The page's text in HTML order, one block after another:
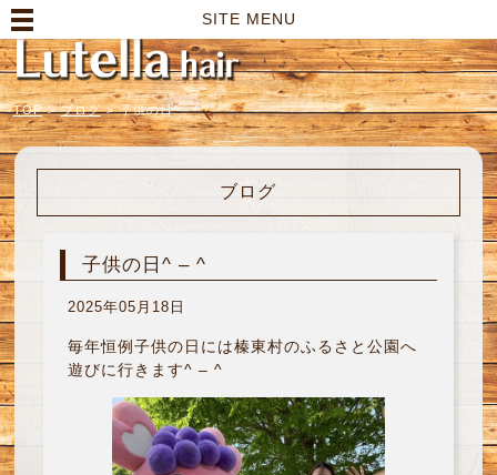
SITE MENU
TOP > ブログ > 子供の日^ - ^
ブログ
子供の日^ – ^
2025年05月18日
毎年恒例子供の日には榛東村のふるさと公園へ
遊びに行きます^ – ^